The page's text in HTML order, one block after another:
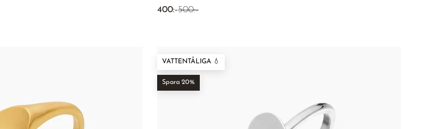
REA-pris
400:-Pris
500:-
VATTENTÅLIGA 💧
Spara 20%